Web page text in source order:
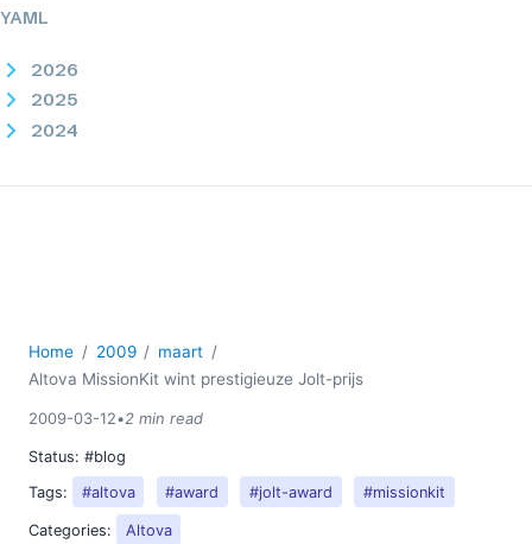
YAML
2026
2025
2024
2022
2017
2016
2013
2012
2011
Home 2009
maart
Altova MissionKit wint prestigieuze Jolt-prijs
2009-03-12•2 min read
Status: #blog
Tags:
#altova #award #jolt-award #missionkit
Categories: Altova